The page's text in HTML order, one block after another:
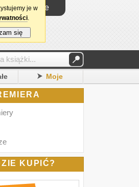
Logowanie
Moje
KUPIĆ?
je w
.
się